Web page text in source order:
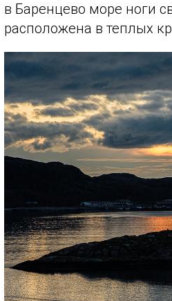
в Баренцево море ноги
расположена в теплых